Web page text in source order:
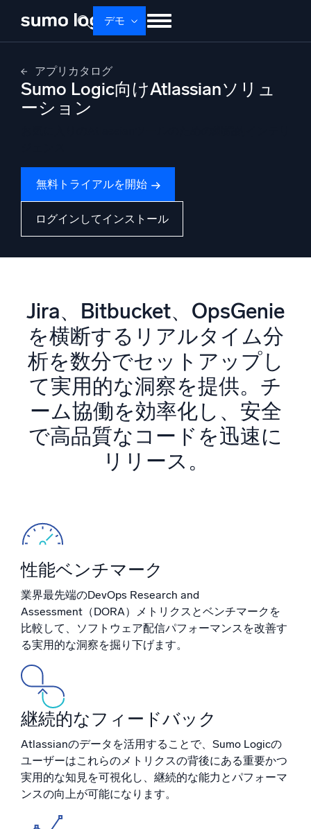
content
デモ
せいひん ソリューション
ドキュメント 学ぶ かいしゃじょうほう
ログイン
プラットフォーム
AI/ML 搭載
独自アルゴリズム、機械学習、生成AI
インテリジェントセキュリティ運用
SIEM
脅威を迅速に発見し、より賢く対応
セキュリティ用ログ
強力なログ可視化でクラウドセキュリティを解放
監視とトラブルシューティング
包括的な可視性で検出・解決
強力な統合
信頼され、認定済み
アプリカタログ
Sumo Logic向けAtlassianソリュ
ーション
無料トライアルを開始
ログインしてインストール
Jira、Bitbucket、OpsGenie
を横断するリアルタイム分
析を数分でセットアップし
て実用的な洞察を提供。チ
ーム協働を効率化し、安全
で高品質なコードを迅速に
リリース。
性能ベンチマーク
業界最先端のDevOps Research and
Assessment（DORA）メトリクスとベンチマークを
比較して、ソフトウェア配信パフォーマンスを改善す
る実用的な洞察を掘り下げます。
継続的なフィードバック
Atlassianのデータを活用することで、Sumo Logicの
ユーザーはこれらのメトリクスの背後にある重要かつ
実用的な知見を可視化し、継続的な能力とパフォーマ
ンスの向上が可能になります。